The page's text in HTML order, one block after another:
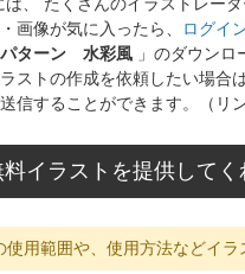
画像が気に入ったら、
ログイ
ターン 水彩風 」のダウンロ
ストの作成を依頼したい場合
信することができます。（リ
イラストを提供して
使用範囲や、使用方法などイ